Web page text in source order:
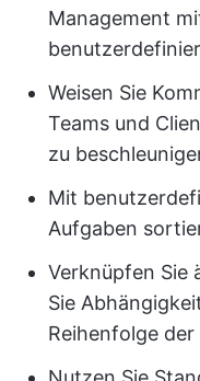
Management
Weisen Sie
Teams und
zu
Mit
Aufgaben
Verknüpfen Sie
Sie
Reihenfolge